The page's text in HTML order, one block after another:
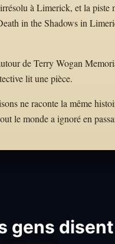
à Limerick, et la piste
in the Shadows in
de Terry Wogan
lit une pièce.
ne raconte la même
le monde a ignoré en
gens